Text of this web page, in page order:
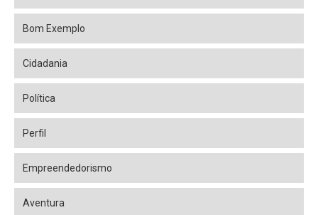
Bom Exemplo
Cidadania
Política
Perfil
Empreendedorismo
Aventura